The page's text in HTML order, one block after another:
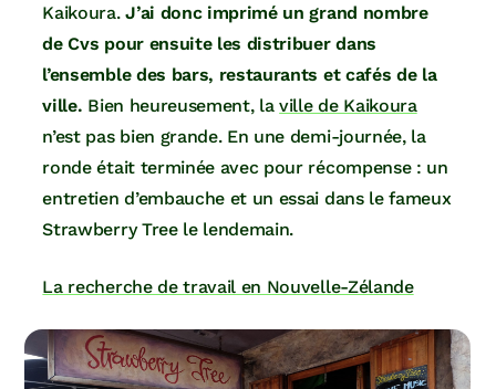
Kaikoura.J’ai donc imprimé un grand nombre
de Cvs pour ensuite les distribuer dans
l’ensemble des bars, restaurants et cafés de la
ville. Bien heureusement, laville de Kaikoura
n’est pas bien grande. En une demi-journée, la
ronde était terminée avec pour récompense : un
entretien d’embauche et un essai dans le fameux
Strawberry Tree le lendemain.
La recherche de travail en Nouvelle-Zélande